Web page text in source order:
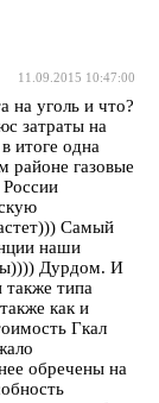
11.09.2015 10:47:00
на уголь и что?
затраты на
итоге одна
районе газовые
Самый
наши
Дурдом. И
типа
как и
Гкал
обречены на